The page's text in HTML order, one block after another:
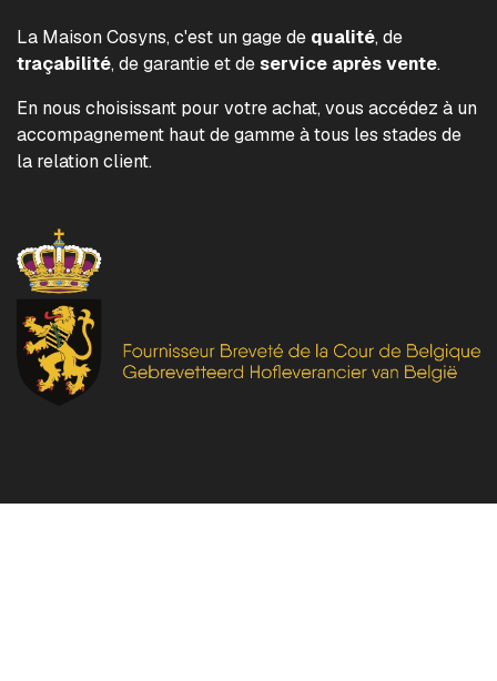
La Maison Cosyns, c'est un gage de qualité, de
traçabilité, de garantie et deservice après vente.
En nous choisissant pour votre achat, vous accédez à un
accompagnement haut de gamme à tous les stades de
la relation client.